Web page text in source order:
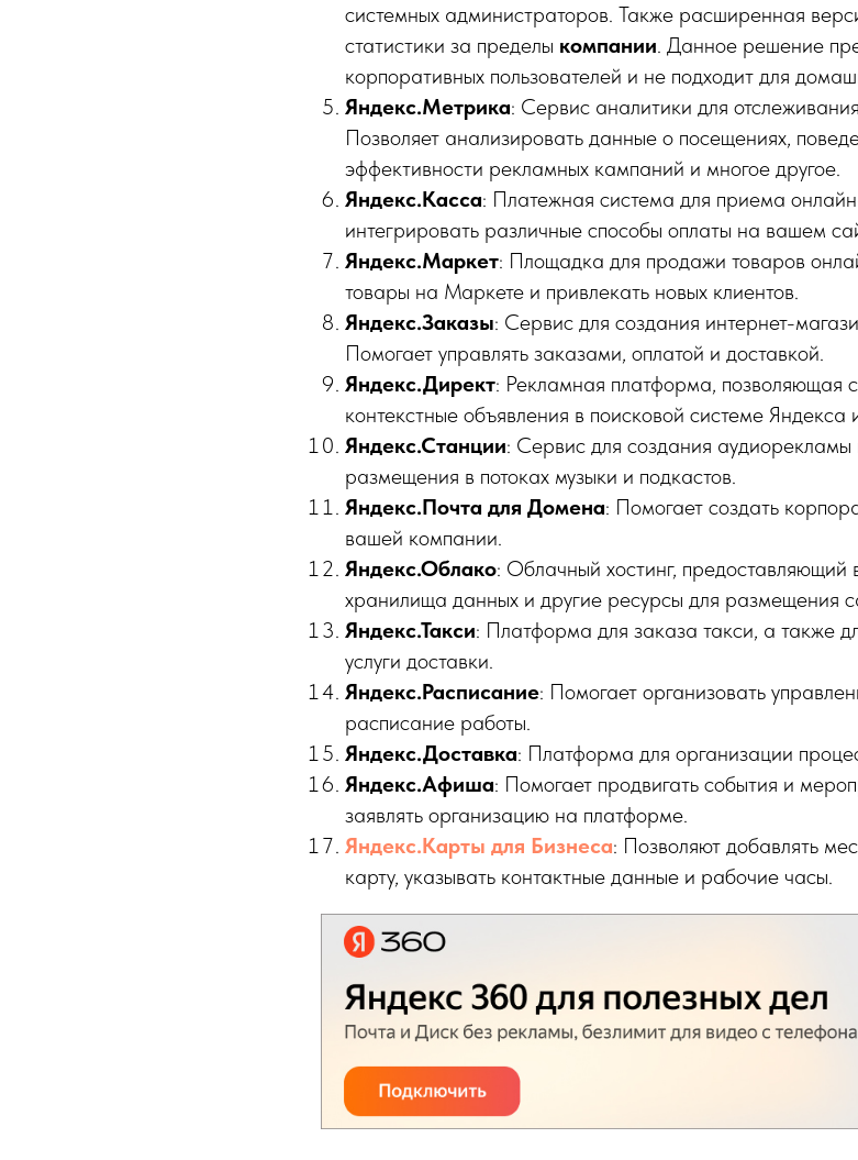
системных администраторов. Также расширенная
статистики за пределы компании. Данное решение
корпоративных пользователей и не подходит для
Яндекс.Метрика: Сервис аналитики для
Позволяет анализировать данные о посещениях,
эффективности рекламных кампаний и многое другое.
Яндекс.Касса: Платежная система для приема
интегрировать различные способы оплаты на вашем
Яндекс.Маркет: Площадка для продажи товаров
товары на Маркете и привлекать новых клиентов.
Яндекс.Заказы: Сервис для создания интернет-
Помогает управлять заказами, оплатой и доставкой.
Яндекс.Директ: Рекламная платформа, позволяющая
контекстные объявления в поисковой системе Яндекса
Яндекс.Станции: Сервис для создания аудиорекламы
размещения в потоках музыки и подкастов.
Яндекс.Почта для Домена: Помогает создать
вашей компании.
Яндекс.Облако: Облачный хостинг, предоставляющий
хранилища данных и другие ресурсы для размещения
Яндекс.Такси: Платформа для заказа такси, а также
услуги доставки.
Яндекс.Расписание: Помогает организовать
расписание работы.
Яндекс.Доставка: Платформа для организации
Яндекс.Афиша: Помогает продвигать события и
заявлять организацию на платформе.
Яндекс.Карты для Бизнеса: Позволяют добавлять
карту, указывать контактные данные и рабочие часы.